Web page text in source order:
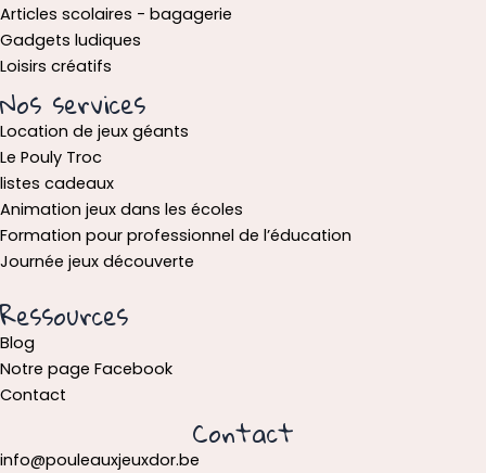
Articles scolaires - bagagerie
Gadgets ludiques
Loisirs créatifs
Nos services
Location de jeux géants
Le Pouly Troc
listes cadeaux
Animation jeux dans les écoles
Formation pour professionnel de l’éducation
Journée jeux découverte
Ressources
Blog
Notre page Facebook
Contact
Contact
info@pouleauxjeuxdor.be